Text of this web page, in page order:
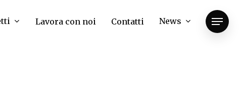
Lavora con noi Contatti News Menu